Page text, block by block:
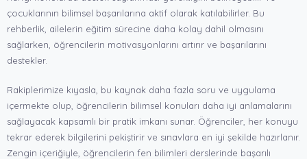
çocuklarının bilimsel başarılarına aktif olarak katılabilirler. Bu
rehberlik, ailelerin eğitim sürecine daha kolay dahil olmasını
sağlarken, öğrencilerin motivasyonlarını artırır ve başarılarını
destekler.
Rakiplerimize kıyasla, bu kaynak daha fazla soru ve uygulama
içermekte olup, öğrencilerin bilimsel konuları daha iyi anlamalarını
sağlayacak kapsamlı bir pratik imkanı sunar. Öğrenciler, her konuyu
tekrar ederek bilgilerini pekiştirir ve sınavlara en iyi şekilde hazırlanır.
Zengin içeriğiyle, öğrencilerin fen bilimleri derslerinde başarılı